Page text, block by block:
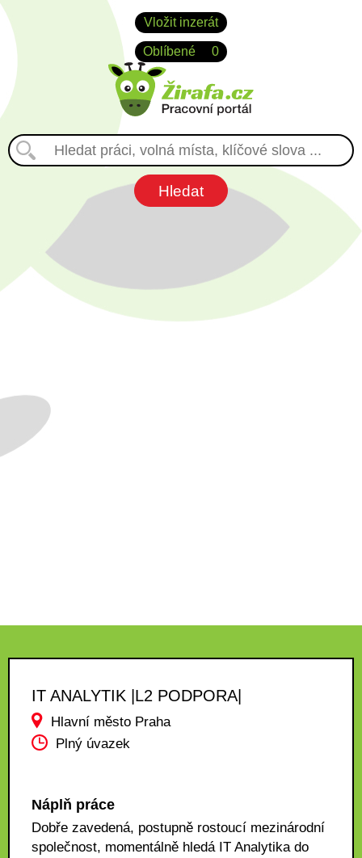
Vložit inzerát
Oblíbené 0
IT ANALYTIK |L2 PODPORA|
Hlavní město Praha
Plný úvazek
Náplň práce
Dobře zavedená, postupně rostoucí mezinárodní
společnost, momentálně hledá IT Analytika do